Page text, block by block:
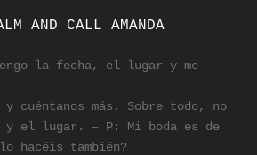
AND CALL AMANDA
la fecha, el lugar y me
y cuéntanos más. Sobre todo, no
el lugar. – P: Mi boda es de
hacéis también?